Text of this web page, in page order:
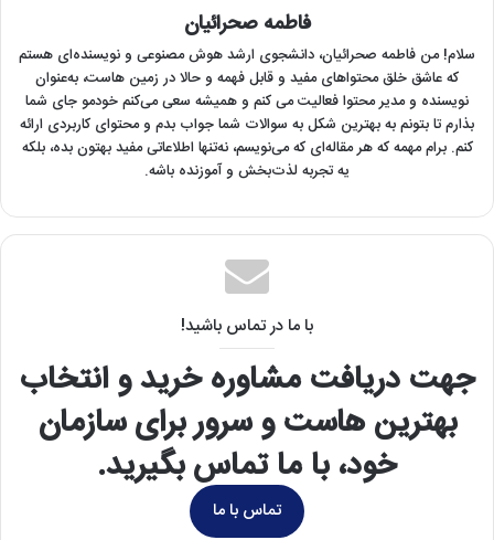
فاطمه صحرائیان
سلام! من فاطمه صحرائیان‌، دانشجوی ارشد هوش مصنوعی و نویسنده‌ای هستم
که عاشق خلق محتواهای مفید و قابل فهمه و حالا در زمین هاست، به‌عنوان
نویسنده و مدیر محتوا فعالیت می کنم و همیشه سعی می‌کنم خودمو جای شما
بذارم تا بتونم به بهترین شکل به سوالات شما جواب بدم و محتوای کاربردی ارائه
کنم. برام مهمه که هر مقاله‌ای که می‌نویسم، نه‌تنها اطلاعاتی مفید بهتون بده، بلکه
یه تجربه لذت‌بخش و آموزنده باشه.
با ما در تماس باشید!
جهت دریافت مشاوره خرید و انتخاب
بهترین هاست و سرور برای سازمان
خود، با ما تماس بگیرید.
تماس با ما